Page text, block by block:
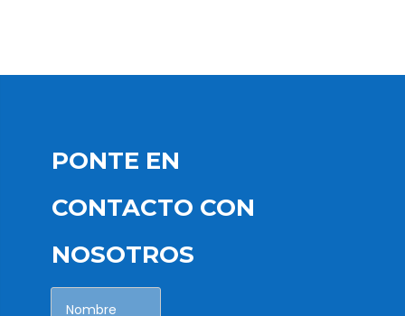
PONTE EN
CONTACTO CON
NOSOTROS